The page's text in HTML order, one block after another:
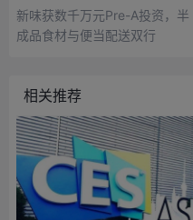
新味获数千万元Pre-A投资，半
成品食材与便当配送双行
相关推荐